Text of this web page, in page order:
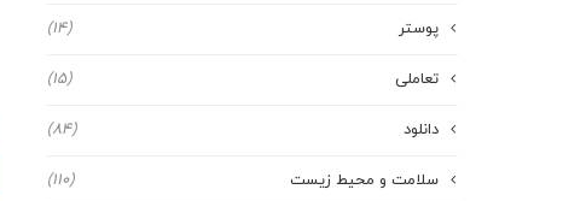
پوستر (14)
تعاملی (15)
دانلود (84)
سلامت و محیط زیست (110)